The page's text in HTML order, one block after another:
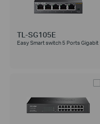
TL-SG105E
Easy Smart switch 5 Ports Gigabit